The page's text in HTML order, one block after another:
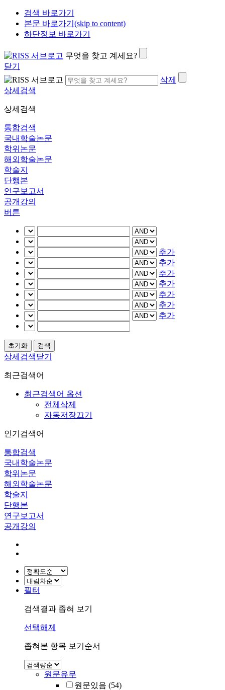
검색 바로가기
본문 바로가기(skip to content)
하단정보 바로가기
무엇을 찾고 계세요?
닫기
삭제
상세검색
상세검색
통합검색
국내학술논문
학위논문
해외학술논문
학술지
단행본
연구보고서
공개강의
버튼
추가
추가
추가
추가
추가
추가
추가
상세검색닫기
최근검색어
최근검색어 옵션
전체삭제
자동저장끄기
인기검색어
통합검색
국내학술논문
학위논문
해외학술논문
학술지
단행본
연구보고서
공개강의
필터
검색결과 좁혀 보기
선택해제
좁혀본 항목 보기순서
원문유무
원문있음 (54)